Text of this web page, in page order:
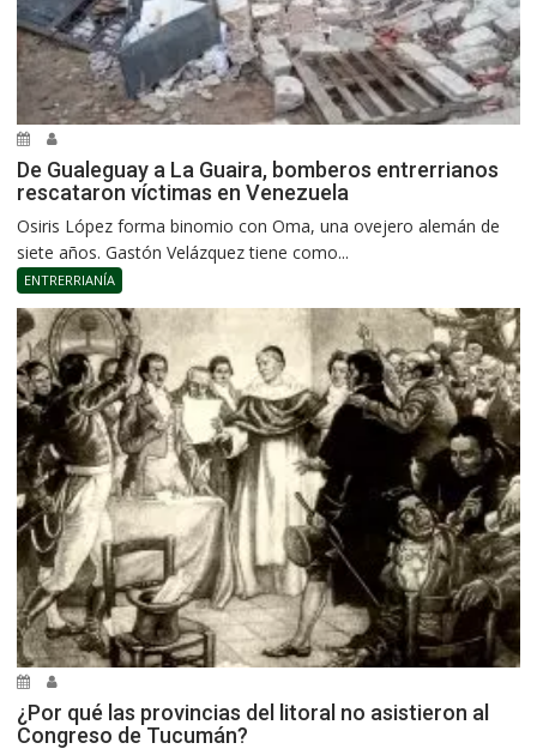
De Gualeguay a La Guaira, bomberos entrerrianos
rescataron víctimas en Venezuela
Osiris López forma binomio con Oma, una ovejero alemán de
siete años. Gastón Velázquez tiene como...
ENTRERRIANÍA
¿Por qué las provincias del litoral no asistieron al
Congreso de Tucumán?